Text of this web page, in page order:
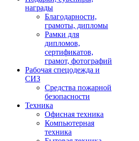
награды
Благодарности,
грамоты, дипломы
Рамки для
дипломов,
сертификатов,
грамот, фотографий
Рабочая спецодежда и
СИЗ
Средства пожарной
безопасности
Техника
Офисная техника
Компьютерная
техника